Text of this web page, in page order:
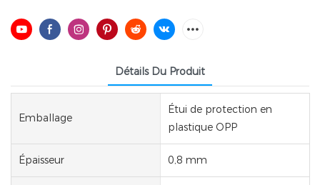
Détails Du Produit
Emballage
Étui de protection en
plastique OPP
Épaisseur 0,8 mm